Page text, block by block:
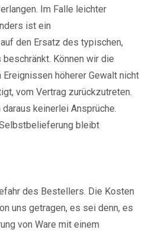
Im Falle leichter
ist ein
den Ersatz des typischen,
Können wir die
höherer Gewalt nicht
vom Vertrag zurückzutreten.
keinerlei Ansprüche.
bleibt
des Bestellers. Die Kosten
uns getragen, es sei denn, es
von Ware mit einem